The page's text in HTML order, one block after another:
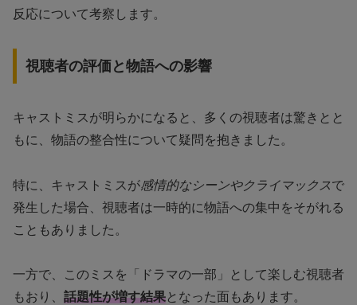
反応について考察します。
視聴者の評価と物語への影響
キャストミスが明らかになると、多くの視聴者は驚きとと
もに、物語の整合性について疑問を抱きました。
特に、キャストミスが感情的なシーンやクライマックスで
発生した場合、視聴者は一時的に物語への集中をそがれる
こともありました。
一方で、このミスを「ドラマの一部」として楽しむ視聴者
もおり、 話題性が増す結果となった面もあります。